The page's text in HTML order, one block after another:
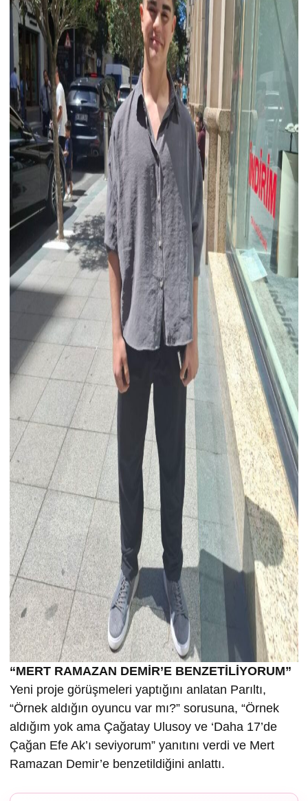
“MERT RAMAZAN DEMİR’E BENZETİLİYORUM”
Yeni proje görüşmeleri yaptığını anlatan Parıltı,
“Örnek aldığın oyuncu var mı?” sorusuna, “Örnek
aldığım yok ama Çağatay Ulusoy ve ‘Daha 17’de
Çağan Efe Ak’ı seviyorum” yanıtını verdi ve Mert
Ramazan Demir’e benzetildiğini anlattı.